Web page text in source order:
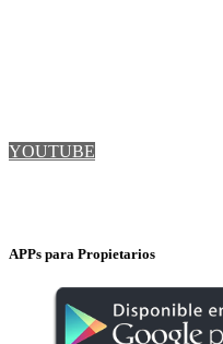
YOUTUBE
APPs para Propietarios